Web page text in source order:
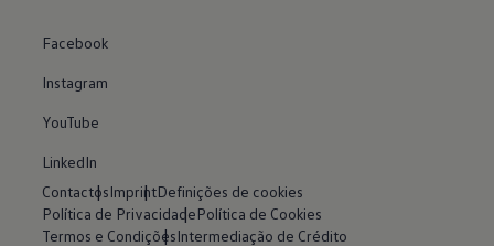
Facebook
Instagram
YouTube
LinkedIn
ContactosImprintDefinições de cookies
Política de PrivacidadePolítica de Cookies
Termos e CondiçõesIntermediação de Crédito